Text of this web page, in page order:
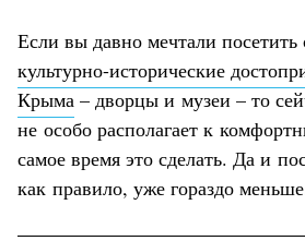
Если вы давно мечтали посетить
культурно-исторические
Крыма – дворцы и музеи – то
не особо располагает к
самое время это сделать. Да и
как правило, уже гораздо